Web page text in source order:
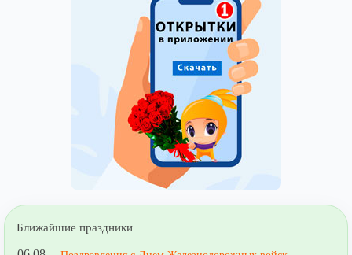
Ближайшие праздники